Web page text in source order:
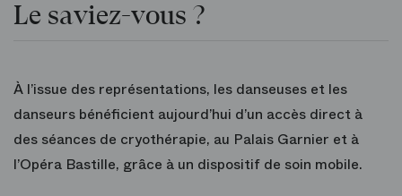
Le saviez-vous ?
À l’issue des représentations, les danseuses et les
danseurs bénéficient aujourd’hui d’un accès direct à
des séances de cryothérapie, au Palais Garnier et à
l’Opéra Bastille, grâce à un dispositif de soin mobile.